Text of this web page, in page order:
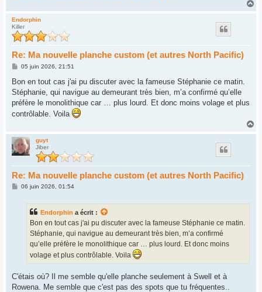
a
Endorphin
Killer
Re: Ma nouvelle planche custom (et autres North Pacific)
M
s
a
g
05 juin 2026, 21:51
Bon en tout cas j'ai pu discuter avec la fameuse Stéphanie ce matin.
Stéphanie, qui navigue au demeurant très bien, m’a confirmé qu’elle
préfère le monolithique car … plus lourd. Et donc moins volage et plus
contrôlable. Voila
guyt
Jiber
Re: Ma nouvelle planche custom (et autres North Pacific)
M06 juin 2026, 01:54
Endorphin a écrit :
Bon en tout cas j'ai pu discuter avec la fameuse Stéphanie ce matin.
Stéphanie, qui navigue au demeurant très bien, m’a confirmé
qu’elle préfère le monolithique car … plus lourd. Et donc moins
volage et plus contrôlable. Voila
C'étais où? Il me semble qu'elle planche seulement à Swell et à
Rowena. Me semble que c'est pas des spots que tu fréquentes..